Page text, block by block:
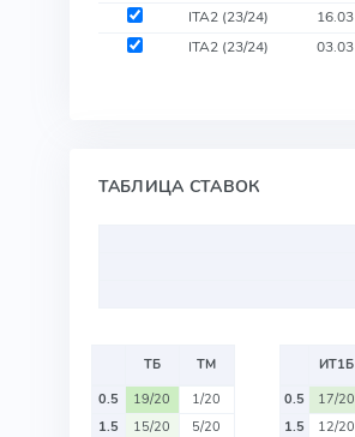
ITA2 (23/24) 16.03
ITA2 (23/24) 03.03
ТАБЛИЦА СТАВОК
ТБ
ТМ
0.5
19/20
1/20
1.5
15/20
5/20
ИТ1Б
0.5
17/20
1.5
12/20